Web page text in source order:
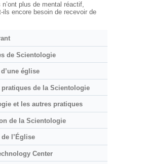
plus de mental réactif,
ils encore besoin de recevoir de
de Scientologie
église
de la Scientologie
et les autres pratiques
de la Scientologie
l’Église
Center